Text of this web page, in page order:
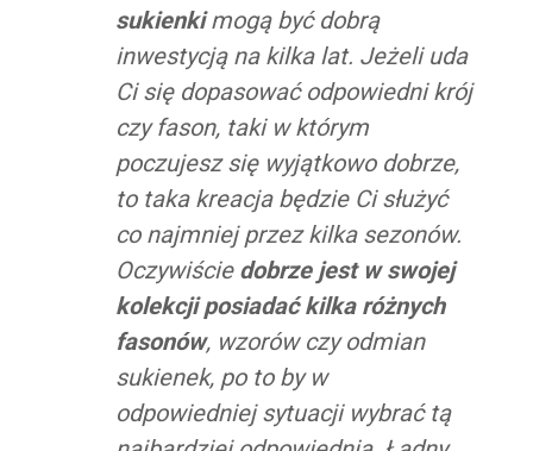
sukienkimogą być dobrą
inwestycją na kilka lat. Jeżeli uda
Ci się dopasować odpowiedni krój
czy fason, taki w którym
poczujesz się wyjątkowo dobrze,
to taka kreacja będzie Ci służyć
co najmniej przez kilka sezonów.
Oczywiście dobrze jest w swojej
kolekcji posiadać kilka różnych
fasonów, wzorów czy odmian
sukienek, po to by w
odpowiedniej sytuacji wybrać tą